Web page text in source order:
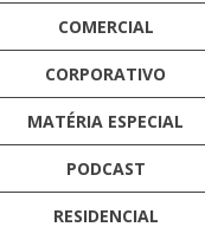
COMERCIAL
CORPORATIVO
MATÉRIA ESPECIAL
PODCAST
RESIDENCIAL